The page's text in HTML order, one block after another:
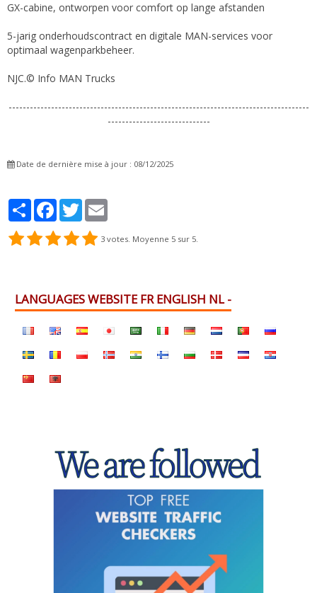
GX-cabine, ontworpen voor comfort op lange afstanden
5-jarig onderhoudscontract en digitale MAN-services voor
optimaal wagenparkbeheer.
NJC.© Info MAN Trucks
-------------------------------------------------------------------------------------
-----------------------------
Date de dernière mise à jour : 08/12/2025
PartagerFacebook
Twitter
3 votes. Moyenne 5 sur 5.
LANGUAGES WEBSITE FR ENGLISH NL -